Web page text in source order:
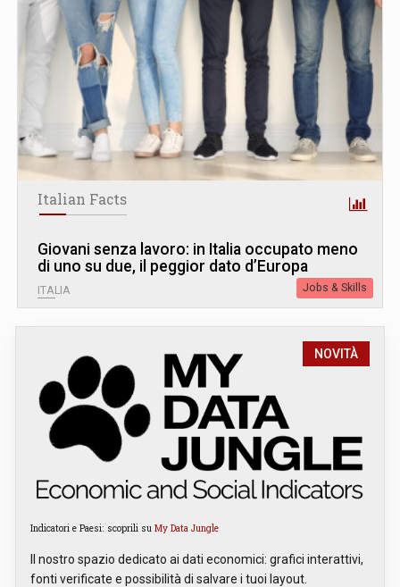
Italian Facts
Giovani senza lavoro: in Italia occupato meno
di uno su due, il peggior dato d’Europa
ITALIA Jobs & Skills
NOVITÀ
Indicatori e Paesi: scoprili su My Data Jungle
Il nostro spazio dedicato ai dati economici: grafici interattivi,
fonti verificate e possibilità di salvare i tuoi layout.